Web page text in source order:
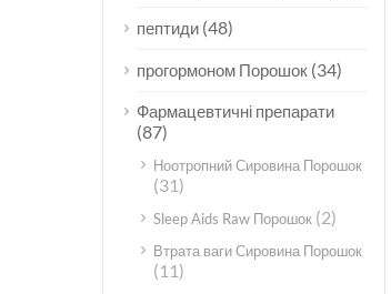
пептиди (48)
прогормоном Порошок (34)
Фармацевтичні препарати
(87)
Ноотропний Сировина Порошок
(31)
Sleep Aids Raw Порошок (2)
Втрата ваги Сировина Порошок
(11)